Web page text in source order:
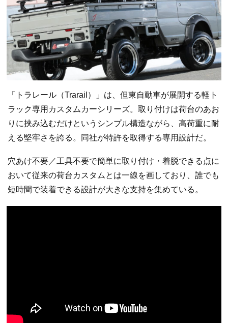
「トラレール（Trarail）」は、但東自動車が展開する軽ト
ラック専用カスタムカーシリーズ。取り付けは荷台のあお
りに挟み込むだけというシンプル構造ながら、高荷重に耐
える堅牢さを誇る。同社が特許を取得する専用設計だ。
穴あけ不要／工具不要で簡単に取り付け・着脱できる点に
おいて従来の荷台カスタムとは一線を画しており、誰でも
短時間で装着できる設計が大きな支持を集めている。